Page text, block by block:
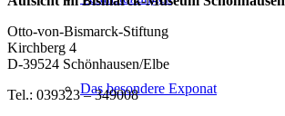
Das besondere Exponat
Otto-von-Bismarck-Stiftung
Kirchberg 4
D-39524 Schönhausen/Elbe
Tel.: 039323 – 349008